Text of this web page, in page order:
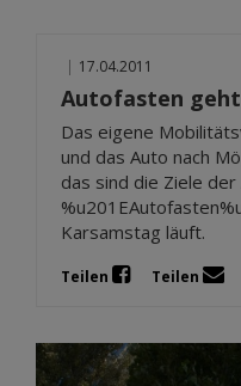
| 17.04.2011
Autofasten
Das eigene
und das Auto nach
das sind die Ziele der
Karsamstag läuft.
Teilen Teilen